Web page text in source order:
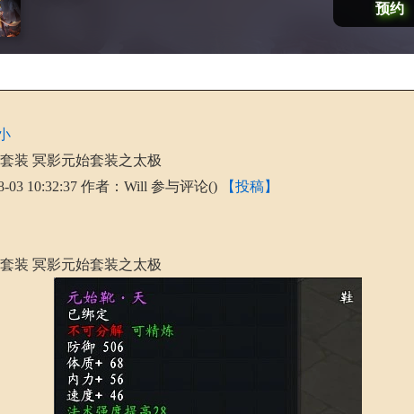
预约
装 冥影元始套装之太极
03 10:32:37 作者：Will 参与评论()
【投稿】
装 冥影元始套装之太极